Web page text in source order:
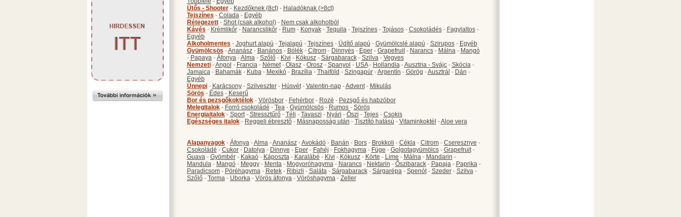
Ütős - Shooter- Kezdőknek (8ct)- Haladóknak (>8ct)
Tejszínes - Colada- Egyéb
Rétegezett- Shot (csak alkohol)- Nem csak alkoholból
Kávés - Krémlikőr- Narancslikőr- Rum- Konyak- Tequila- Tejszínes- Tojásos- Csokoládés- Fagylaltos-
Egyéb
Alkoholmentes - Joghurt alapú - Tejalapú - Tejszínes- Üdítő alapú - Gyümölcslé alapú - Szirupos- Egyéb
Gyümölcsös -Ananász- Banános- Bólék- Citrom- Dinnyés- Eper- Grapefruit- Narancs- Málna- Mangó
- Papaya- Áfonya-Alma- Szőlő- Kivi - Kókusz- Sárgabarack- Szilva- Vegyes
Nemzeti-Angol - Francia- Német- Olasz- Orosz- Spanyol - USA- Hollandia-Ausztria - Svájc- Skócia-
Jamaica- Bahamák- Kuba- Mexikó- Brazília- Thaiföld - Szingapúr-Argentín - Görög -Ausztrál - Dán -
Egyéb
Ünnepi- Karácsony- Szilveszter- Húsvét- Valentin-nap-Advent- Mikulás
Sörös - Édes- Keserű
Bor és pezsgőkoktélok- Vörösbor- Fehérbor- Rozé - Pezsgő és habzóbor
Melegitalok- Forró csokoládé - Tea- Gyümölcsös- Rumos- Sörös
Energiaitalok- Sport- Stressztűrő- Téli - Tavaszi - Nyári - Őszi - Tejes- Csokis
Egészséges italok- Reggeli ébresztő- Másnaposság után - Tisztító hatású - Vitaminkoktél -Aloe vera
Alapanyagok- Áfonya-Alma-Ananász-Avokádó- Banán - Bors- Brokkoli - Cékla- Citrom- Cseresznye -
Csokoládé - Cukor- Datolya- Dinnye - Eper- Fahéj - Fokhagyma- Füge - Golgotagyümölcs- Grapefruit-
Guava- Gyömbér- Kakaó- Káposzta- Karalábé - Kivi - Kókusz- Körte - Lime - Málna- Mandarin -
Mandula- Mangó- Meggy- Menta- Mogyoróhagyma- Narancs- Nektarin - Őszibarack- Papaja- Paprika-
Paradicsom- Póréhagyma- Retek- Ribizli - Saláta- Sárgabarack- Sárgarépa- Spenót- Szeder- Szilva-
Szőlő- Torma- Uborka- Vörös áfonya- Vöröshagyma- Zeller